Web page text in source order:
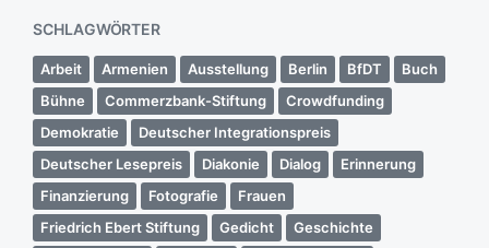
SCHLAGWÖRTER
Arbeit Armenien Ausstellung Berlin BfDT
Buch
Bühne
Commerzbank-Stiftung
Crowdfunding
Demokratie
Deutscher Integrationspreis
Deutscher Lesepreis
Diakonie Dialog
Erinnerung
Finanzierung
Fotografie
Frauen
Friedrich Ebert Stiftung
Gedicht Geschichte